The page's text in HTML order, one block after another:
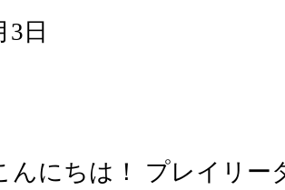
3日
んにちは！ プレイリー